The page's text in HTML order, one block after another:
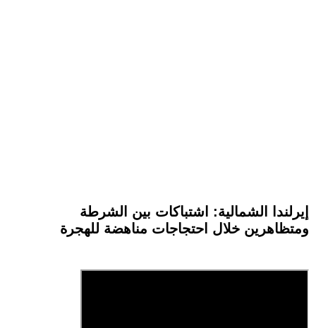
إيرلندا الشمالية: اشتباكات بين الشرطة
ومتظاهرين خلال احتجاجات مناهضة للهجرة